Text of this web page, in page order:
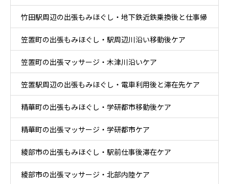
竹田駅周辺の出張もみほぐし・地下鉄近鉄乗換後と仕事帰
りケア
笠置町の出張もみほぐし・駅周辺川沿い移動後ケア
笠置町の出張マッサージ・木津川沿いケア
笠置駅周辺の出張もみほぐし・電車利用後と滞在先ケア
精華町の出張もみほぐし・学研都市移動後ケア
精華町の出張マッサージ・学研都市ケア
綾部市の出張もみほぐし・駅前仕事後滞在ケア
綾部市の出張マッサージ・北部内陸ケア